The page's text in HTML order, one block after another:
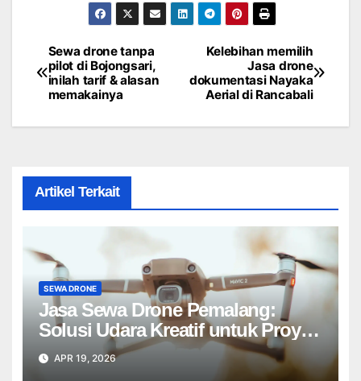
Post
navigation
Kelebihan memilih
Jasa drone
dokumentasi Nayaka
Aerial di Rancabali
Sewa drone tanpa
pilot di Bojongsari,
inilah tarif & alasan
memakainya
Artikel Terkait
SEWA DRONE
Jasa Sewa Drone Pemalang:
Solusi Udara Kreatif untuk Proyek
Anda Tanpa Batas】
APR 19, 2026